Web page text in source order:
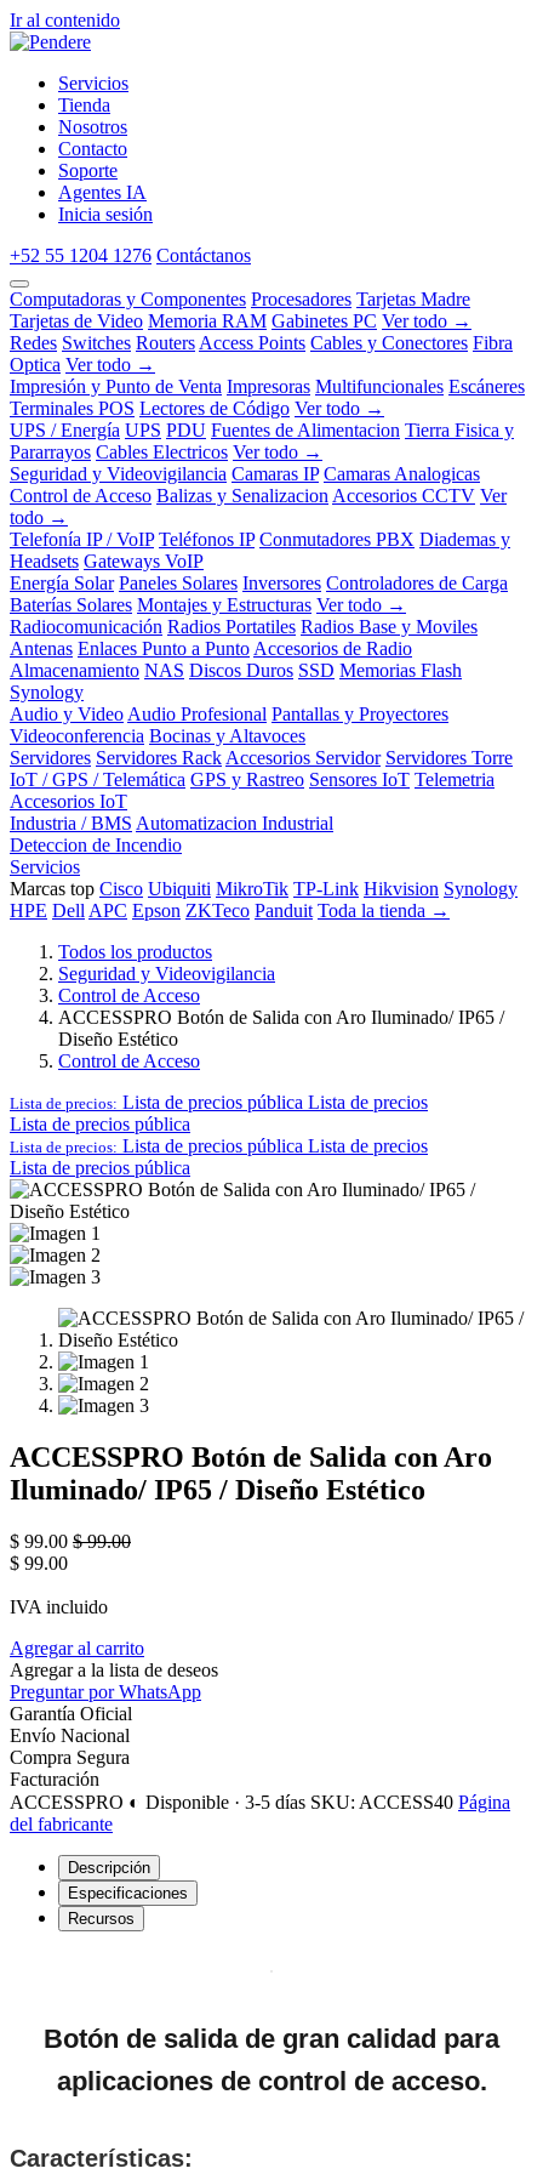
Ir al contenido
Servicios
Tienda
Nosotros
Contacto
Soporte
Agentes IA
Inicia sesión
+52 55 1204 1276 Contáctanos
Computadoras y Componentes Procesadores Tarjetas Madre
Tarjetas de Video Memoria RAM Gabinetes PC Ver todo →
Redes Switches Routers Access Points Cables y Conectores Fibra
Optica Ver todo →
Impresión y Punto de Venta Impresoras Multifuncionales Escáneres
Terminales POS Lectores de Código Ver todo →
UPS / Energía UPS PDU Fuentes de Alimentacion Tierra Fisica y
Pararrayos Cables Electricos Ver todo →
Seguridad y Videovigilancia Camaras IP Camaras Analogicas
Control de Acceso Balizas y Senalizacion Accesorios CCTV Ver
todo →
Telefonía IP / VoIP Teléfonos IP Conmutadores PBX Diademas y
Headsets Gateways VoIP
Energía Solar Paneles Solares Inversores Controladores de Carga
Baterías Solares Montajes y Estructuras Ver todo →
Radiocomunicación Radios Portatiles Radios Base y Moviles
Antenas Enlaces Punto a Punto Accesorios de Radio
Almacenamiento NAS Discos Duros SSD Memorias Flash
Synology
Audio y Video Audio Profesional Pantallas y Proyectores
Videoconferencia Bocinas y Altavoces
Servidores Servidores Rack Accesorios Servidor Servidores Torre
IoT / GPS / Telemática GPS y Rastreo Sensores IoT Telemetria
Accesorios IoT
Industria / BMS Automatizacion Industrial
Deteccion de Incendio
Servicios
Marcas top Cisco Ubiquiti MikroTik TP-Link Hikvision Synology
HPE Dell APC Epson ZKTeco Panduit Toda la tienda →
Todos los productos
Seguridad y Videovigilancia
Control de Acceso
ACCESSPRO Botón de Salida con Aro Iluminado/ IP65 /
Diseño Estético
Control de Acceso
Lista de precios: Lista de precios pública Lista de precios
Lista de precios pública
Lista de precios: Lista de precios pública Lista de precios
Lista de precios pública
ACCESSPRO Botón de Salida con Aro
Iluminado/ IP65 / Diseño Estético
$ 99.00 $99.00
$ 99.00
IVA incluido
Agregar al carrito
Agregar a la lista de deseos
Preguntar por WhatsApp
Garantía Oficial
Envío Nacional
Compra Segura
Facturación
ACCESSPRO ◐ Disponible · 3-5 días SKU: ACCESS40 Página
del fabricante
Descripción
Especificaciones
Recursos
Botón de salida de gran calidad para
aplicaciones de control de acceso.
Características: